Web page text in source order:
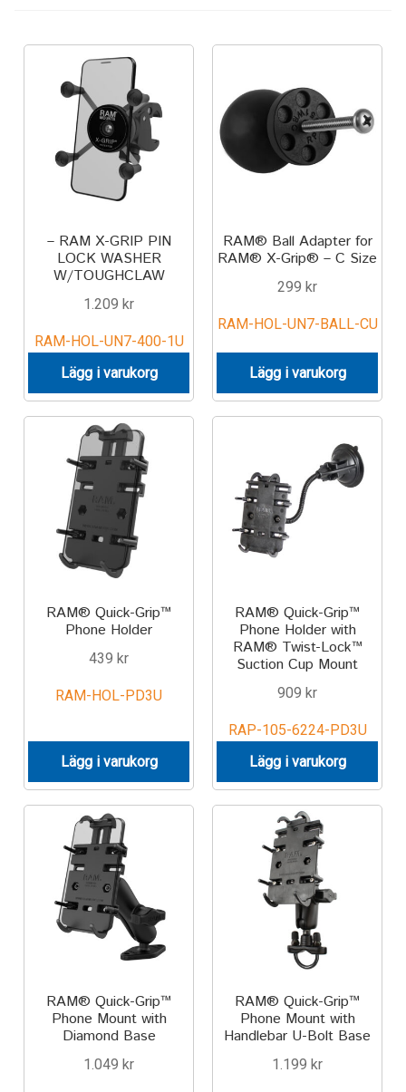
Laptop
Microphone
Phone
Spotlight
Tablet
Mounts with Holder
Holders
Monitor
IntelliSkin
PRODUKTSERIE
GDS Tech
GDS Tech Tab-Lock
IntelliSkin
No-Drill
Power-Grip
RAM ROD
– RAM X-GRIP PIN
LOCK WASHER
W/TOUGHCLAW
1.209 kr
RAM-HOL-UN7-400-1U
Lägg i varukorg
RAM® Ball Adapter for
RAM® X-Grip® – C Size
299 kr
RAM-HOL-UN7-BALL-CU
Lägg i varukorg
RAM® Quick-Grip™
Phone Holder
439 kr
RAM-HOL-PD3U
Lägg i varukorg
RAM® Quick-Grip™
Phone Holder with
RAM® Twist-Lock™
Suction Cup Mount
909 kr
RAP-105-6224-PD3U
Lägg i varukorg
RAM® Quick-Grip™
Phone Mount with
Diamond Base
1.049 kr
RAM® Quick-Grip™
Phone Mount with
Handlebar U-Bolt Base
1.199 kr